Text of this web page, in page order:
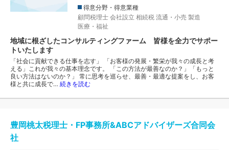
得意分野・得意業種
顧問税理士 会社設立 相続税 流通・小売 製造
医療・福祉
地域に根ざしたコンサルティングファーム 皆様を全力でサポー
トいたします
「社会に貢献できる仕事を志す」 「お客様の発展・繁栄が我々の成長と考
える」これが我々の基本理念です。 「この方法が最善なのか？」「もっと
良い方法はないのか？」 常に思考を巡らせ、最善・最適な提案をし、お客
様と共に成長で… 続きを読む
豊岡桃太税理士・FP事務所&ABCアドバイザーズ合同会
社